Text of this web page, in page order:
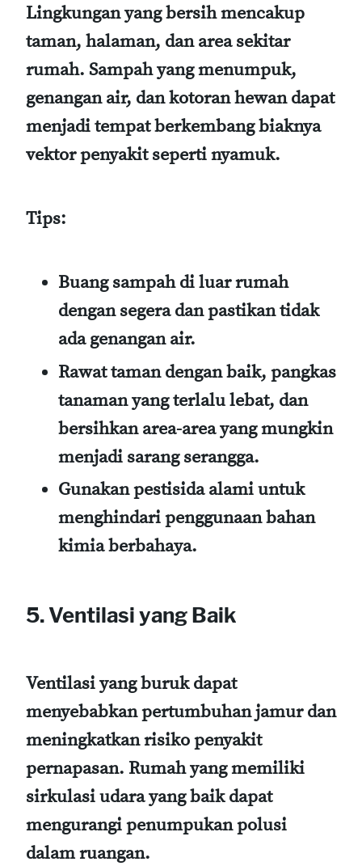
Lingkungan yang bersih mencakup
taman, halaman, dan area sekitar
rumah. Sampah yang menumpuk,
genangan air, dan kotoran hewan dapat
menjadi tempat berkembang biaknya
vektor penyakit seperti nyamuk.
Tips:
Buang sampah di luar rumah
dengan segera dan pastikan tidak
ada genangan air.
Rawat taman dengan baik, pangkas
tanaman yang terlalu lebat, dan
bersihkan area-area yang mungkin
menjadi sarang serangga.
Gunakan pestisida alami untuk
menghindari penggunaan bahan
kimia berbahaya.
5. Ventilasi yang Baik
Ventilasi yang buruk dapat
menyebabkan pertumbuhan jamur dan
meningkatkan risiko penyakit
pernapasan. Rumah yang memiliki
sirkulasi udara yang baik dapat
mengurangi penumpukan polusi
dalam ruangan.